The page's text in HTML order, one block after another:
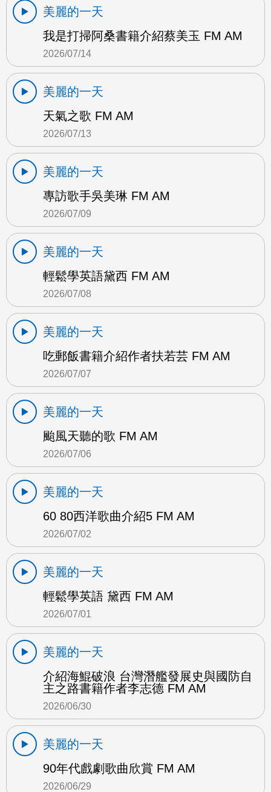
美麗的一天
我是打掃阿桑書籍介紹蔡美玉 FM AM
2026/07/14
美麗的一天
天氣之歌 FM AM
2026/07/13
美麗的一天
專訪歌手吳美琳 FM AM
2026/07/09
美麗的一天
輕鬆學英語黛西 FM AM
2026/07/08
美麗的一天
吃郵飯書籍介紹作者扶若芸 FM AM
2026/07/07
美麗的一天
颱風天聽的歌 FM AM
2026/07/06
美麗的一天
60 80西洋歌曲介紹5 FM AM
2026/07/02
美麗的一天
輕鬆學英語 黛西 FM AM
2026/07/01
美麗的一天
介紹海鯤破浪 台灣潛艦發展史與國防自
主之路書籍作者李志德 FM AM
2026/06/30
美麗的一天
90年代戲劇歌曲欣賞 FM AM
2026/06/29